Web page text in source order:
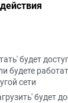
будет
будете
сети
будет